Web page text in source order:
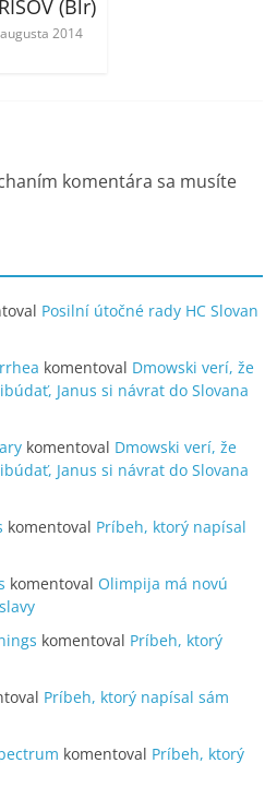
(Blr)
2014
komentára sa musíte
Posilní útočné rady HC Slovan
komentoval Dmowski verí, že
Janus si návrat do Slovana
komentoval Dmowski verí, že
Janus si návrat do Slovana
komentoval Príbeh, ktorý napísal
komentoval Olimpija má novú
komentoval Príbeh, ktorý
Príbeh, ktorý napísal sám
komentoval Príbeh, ktorý